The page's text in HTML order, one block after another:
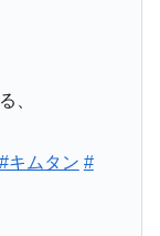
、
#キムタン #